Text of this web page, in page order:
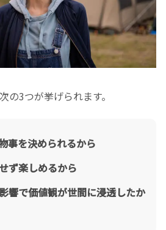
の3つが挙げられます。
事を決められるから
ず楽しめるから
響で価値観が世間に浸透したか